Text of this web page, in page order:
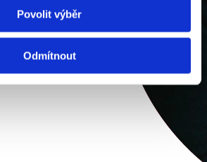
Povolit výběr
Odmítnout